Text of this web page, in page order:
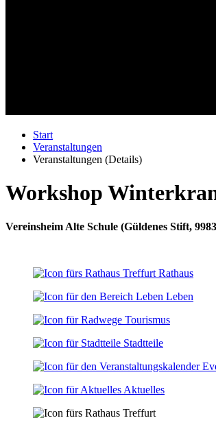
Start
Veranstaltungen
Veranstaltungen (Details)
Workshop
Vereinsheim Alte Schule (Güldenes Stift,
Rathaus
Leben
Tourismus
Stadtteile
Aktuelles